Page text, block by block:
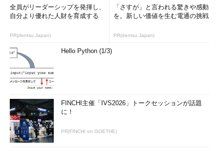
全員がリーダーシップを発揮し、
自分より優れた人財を育成する
PR(dentsu Japan)
「さすが」と言われる驚きや感動
を。新しい価値を生む電通の挑戦
PR(dentsu Japan)
Hello Python (1/3)
FINCHI主催「IVS2026」トークセッションが話題
に！
PR(FINCHI on GOETHE)